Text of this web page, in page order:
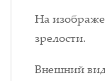
На
зрелости.
Внешний